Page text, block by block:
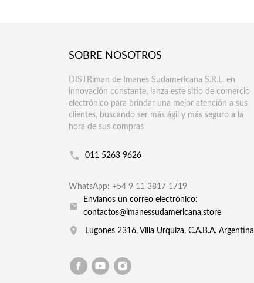
SOBRE NOSOTROS
DISTRiman de Imanes Sudamericana S.R.L. en
innovación constante, lanza este sitio de comercio
electrónico para brindar una mejor atención a sus
clientes, buscando ser más ágil y más seguro a la
hora de sus compras
011 5263 9626
WhatsApp: +54 9 11 3817 1719
Envíanos un correo electrónico:
contactos@imanessudamericana.store
Lugones 2316, Villa Urquiza, C.A.B.A. Argentina